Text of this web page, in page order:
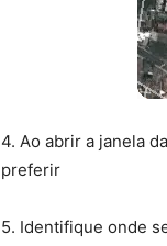
4. Ao abrir a janela
preferir
5. Identifique onde